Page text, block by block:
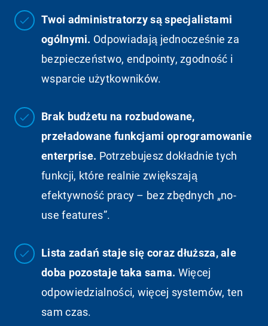
Twoi administratorzy są specjalistami
ogólnymi. Odpowiadają jednocześnie za
bezpieczeństwo, endpointy, zgodność i
wsparcie użytkowników.
Brak budżetu na rozbudowane,
przeładowane funkcjami oprogramowanie
enterprise. Potrzebujesz dokładnie tych
funkcji, które realnie zwiększają
efektywność pracy – bez zbędnych „no-
use features”.
Lista zadań staje się coraz dłuższa, ale
doba pozostaje taka sama. Więcej
odpowiedzialności, więcej systemów, ten
sam czas.